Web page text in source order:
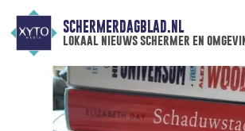
SCHERMERDAGBLAD.NL
lokaal nieuws schermer en